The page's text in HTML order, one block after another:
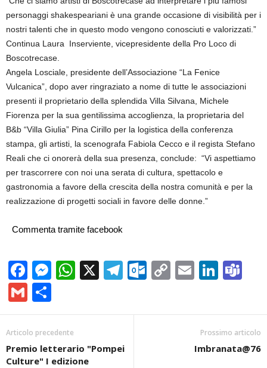
personaggi shakespeariani è una grande occasione di visibilità per i
nostri talenti che in questo modo vengono conosciuti e valorizzati.”
Continua Laura Inserviente, vicepresidente della Pro Loco di
Boscotrecase.
Angela Losciale, presidente dell’Associazione “La Fenice
Vulcanica”, dopo aver ringraziato a nome di tutte le associazioni
presenti il proprietario della splendida Villa Silvana, Michele
Fiorenza per la sua gentilissima accoglienza, la proprietaria del
B&b “Villa Giulia” Pina Cirillo per la logistica della conferenza
stampa, gli artisti, la scenografa Fabiola Cecco e il regista Stefano
Reali che ci onorerà della sua presenza, conclude: “Vi aspettiamo
per trascorrere con noi una serata di cultura, spettacolo e
gastronomia a favore della crescita della nostra comunità e per la
realizzazione di progetti sociali in favore delle donne.”
Commenta tramite facebook
Facebook
Messenger
WhatsApp
X Telegram
Outlook.com
CopyEmail
Gmail
Articolo precedente
Premio letterario "Pompei
Culture" I edizione
Prossimo articolo
Imbranata@76